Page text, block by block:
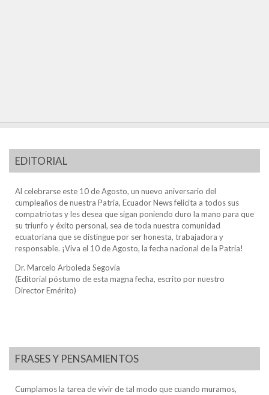
EDITORIAL
Al celebrarse este 10 de Agosto, un nuevo aniversario del
cumpleaños de nuestra Patria, Ecuador News felicita a todos sus
compatriotas y les desea que sigan poniendo duro la mano para que
su triunfo y éxito personal, sea de toda nuestra comunidad
ecuatoriana que se distingue por ser honesta, trabajadora y
responsable. ¡Viva el 10 de Agosto, la fecha nacional de la Patria!
Dr. Marcelo Arboleda Segovia
(Editorial póstumo de esta magna fecha, escrito por nuestro
Director Emérito)
FRASES Y PENSAMIENTOS
Cumplamos la tarea de vivir de tal modo que cuando muramos,